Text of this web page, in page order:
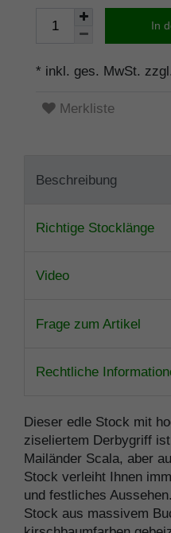
In
* inkl. ges. MwSt. zzgl.
Merkliste
Beschreibung
Richtige Stocklänge
Video
Frage zum Artikel
Rechtliche
Dieser edle Stock mit
ziseliertem Derbygriff
Mailänder Scala, aber
Stock verleiht Ihnen
und festliches
Stock aus massivem